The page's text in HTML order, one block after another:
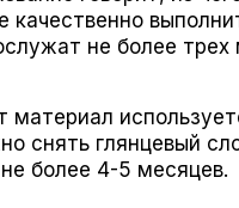
не более
материал
снять глянцевый
более 4-5 месяцев.